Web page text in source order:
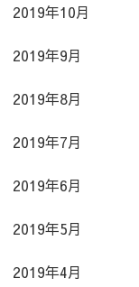
2019年10月
2019年9月
2019年8月
2019年7月
2019年6月
2019年5月
2019年4月